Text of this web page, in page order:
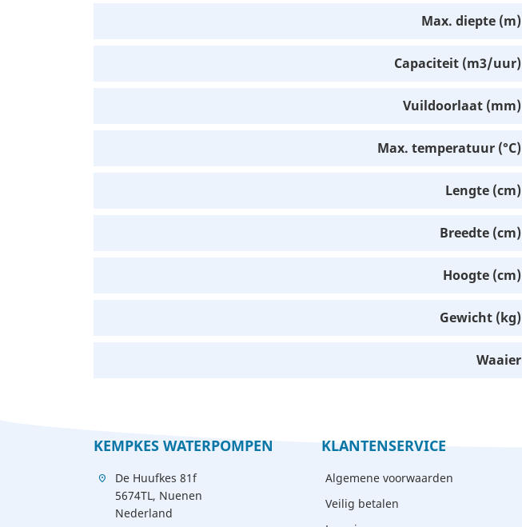
Max. diepte (m)
Capaciteit (m3/uur)
Vuildoorlaat (mm)
Max. temperatuur (°C)
Lengte (cm)
Breedte (cm)
Hoogte (cm)
Gewicht (kg)
Waaier
KEMPKES WATERPOMPEN
location_on
De Huufkes 81f
5674TL, Nuenen
Nederland
KLANTENSERVICE
Algemene voorwaarden
Veilig betalen